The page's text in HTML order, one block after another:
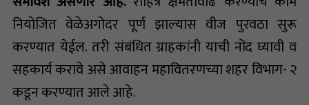
नियोजित वेळेअगोदर पूर्ण झाल्यास वीज पुरवठा सुरू
करण्यात येईल. तरी संबंधित ग्राहकांनी याची नोंद घ्यावी व
सहकार्य करावे असे आवाहन महावितरणच्या शहर विभाग- २
कडून करण्यात आले आहे.